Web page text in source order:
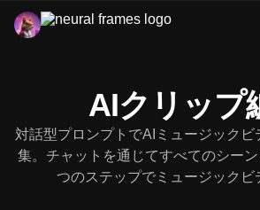
AIクリップ
対話型プロンプトでAIミュージックビ
集。チャットを通じてすべてのシー
つのステップでミュージックビ